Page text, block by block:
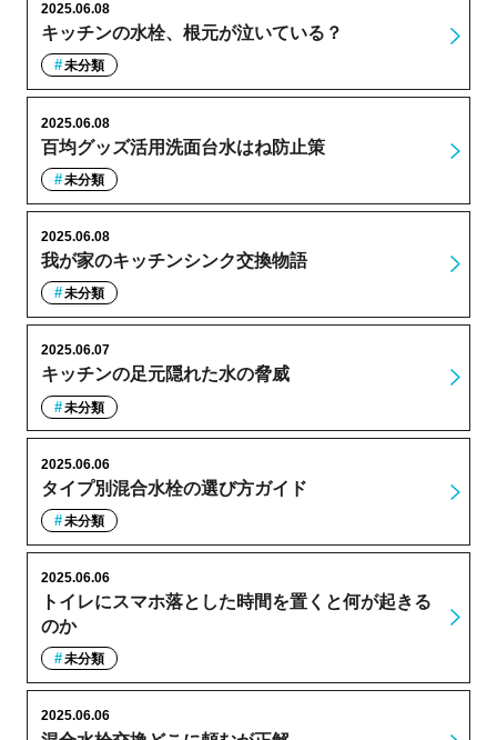
キッチンの水栓、根元が泣いている？
2025.06.08
未分類
百均グッズ活用洗面台水はね防止策
2025.06.08
未分類
我が家のキッチンシンク交換物語
2025.06.08
未分類
キッチンの足元隠れた水の脅威
2025.06.07
未分類
タイプ別混合水栓の選び方ガイド
2025.06.06
未分類
トイレにスマホ落とした時間を置くと何が起きる
のか
2025.06.06
未分類
2025.06.06